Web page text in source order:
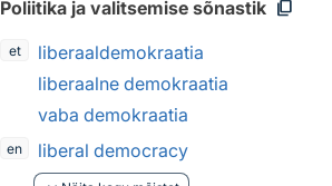
Poliitika ja valitsemise sõnastik content_copy
et
liberaaldemokraatia
liberaalne demokraatia
vaba demokraatia
en
liberal democracy